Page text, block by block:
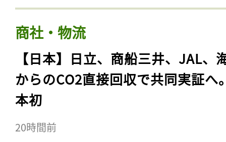
商社・物流
【日本】日立、商船三井、JAL、
からのCO2直接回収で共同実証へ
本初
20時間前